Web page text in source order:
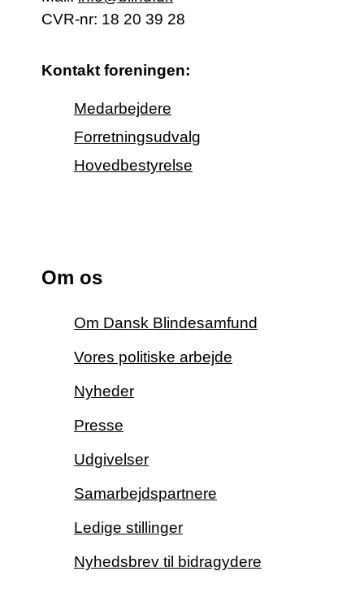
CVR-nr: 18 20 39 28
Kontakt foreningen:
Medarbejdere
Forretningsudvalg
Hovedbestyrelse
Om os
Om Dansk Blindesamfund
Vores politiske arbejde
Nyheder
Presse
Udgivelser
Samarbejdspartnere
Ledige stillinger
Nyhedsbrev til bidragydere